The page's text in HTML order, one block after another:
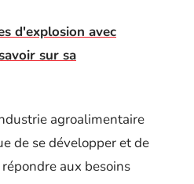
d'explosion avec
sur sa
agroalimentaire
de se développer et de
aux besoins